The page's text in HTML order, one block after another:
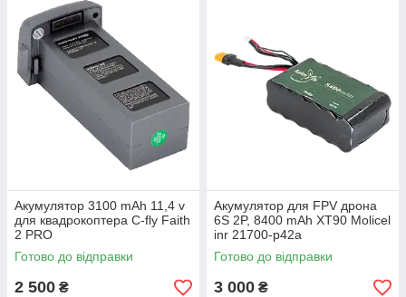
Акумулятор 3100 mAh 11,4 v
для квадрокоптера C-fly Faith
2 PRO
Готово до відправки
2 500 ₴
Акумулятор для FPV дрона
6S 2P, 8400 mAh XT90 Molicel
inr 21700-p42a
Готово до відправки
3 000 ₴